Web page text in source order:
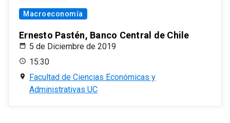
Macroeconomía
Ernesto Pastén, Banco Central de Chile
5 de Diciembre de 2019
15:30
Facultad de Ciencias Económicas y
Administrativas UC